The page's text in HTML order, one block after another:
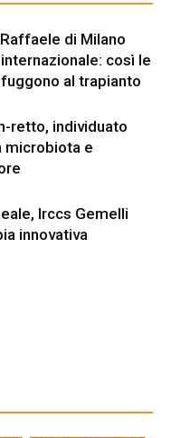
di Milano
così le
al trapianto
retto, individuato
microbiota e
Irccs Gemelli
innovativa